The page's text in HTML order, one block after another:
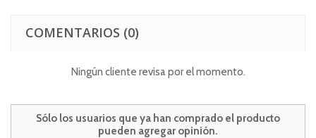
COMENTARIOS (0)
Ningún cliente revisa por el momento.
Sólo los usuarios que ya han comprado el producto
pueden agregar opinión.